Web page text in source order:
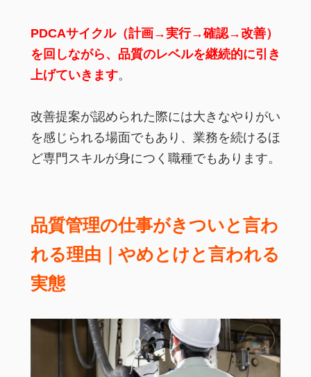
PDCAサイクル（計画→実行→確認→改善）
を回しながら、品質のレベルを継続的に引き
上げていきます。
改善提案が認められた際には大きなやりがい
を感じられる場面でもあり、業務を続けるほ
ど専門スキルが身につく職種でもあります。
品質管理の仕事がきついと言わ
れる理由｜やめとけと言われる
実態